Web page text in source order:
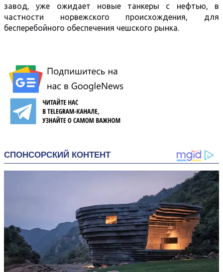
завод, уже ожидает новые танкеры с нефтью, в
частности норвежского происхождения, для
бесперебойного обеспечения чешского рынка.